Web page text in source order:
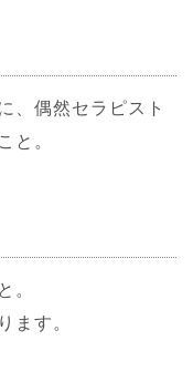
、偶然セラピスト
と。
。
ます。